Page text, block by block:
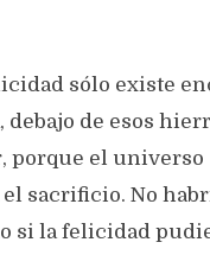
sólo existe
debajo de esos
porque el universo
sacrificio. No
si la felicidad